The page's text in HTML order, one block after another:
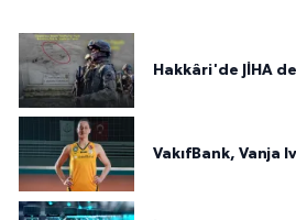
Hakkâri'de JİHA
VakıfBank,